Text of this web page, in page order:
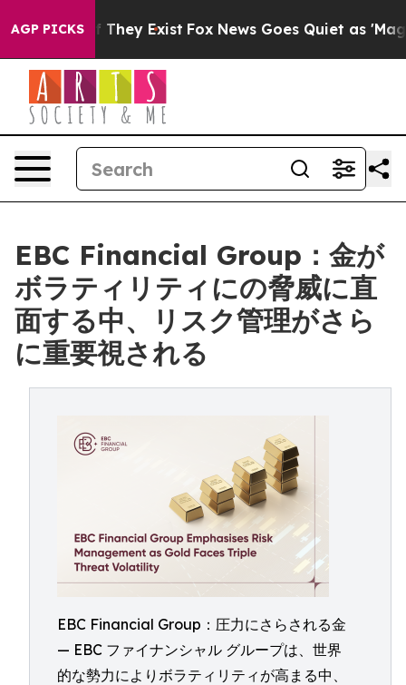
AGP PICKS
Proof They Exist Fox News Goes Quiet as 'Maga
EBC Financial Group：金が
ボラティリティにの脅威に直
面する中、リスク管理がさら
に重要視される
EBC Financial Group：圧力にさらされる金
— EBC ファイナンシャル グループは、世界
的な勢力によりボラティリティが高まる中、